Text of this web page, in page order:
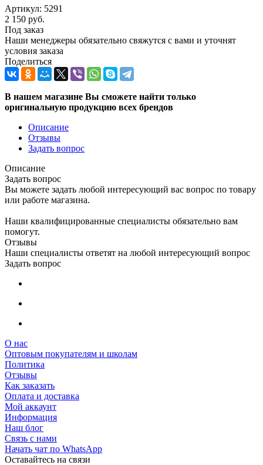
Артикул: 5291
2 150 руб.
Под заказ
Наши менеджеры обязательно свяжутся с вами и уточнят
условия заказа
Поделиться
В нашем магазине Вы сможете найти только
оригинальную продукцию всех брендов
Описание
Отзывы
Задать вопрос
Описание
Задать вопрос
Вы можете задать любой интересующий вас вопрос по товару
или работе магазина.
Наши квалифицированные специалисты обязательно вам
помогут.
Отзывы
Наши специалисты ответят на любой интересующий вопрос
Задать вопрос
О нас
Оптовым покупателям и школам
Политика
Отзывы
Как заказать
Оплата и доставка
Мой аккаунт
Информация
Наш блог
Связь с нами
Начать чат по WhatsApp
Оставайтесь на связи